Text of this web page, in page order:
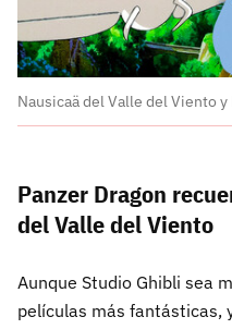
Nausicaä del Valle del Viento y
Panzer Dragon
del Valle del Viento
Aunque Studio Ghibli sea
películas más fantásticas,